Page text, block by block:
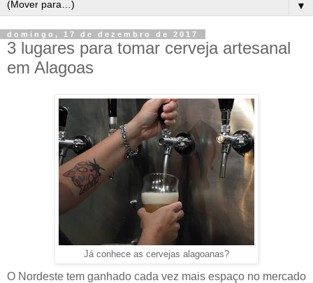
▼
domingo, 17 de dezembro de 2017
3 lugares para tomar cerveja artesanal
em Alagoas
Já conhece as cervejas alagoanas?
O Nordeste tem ganhado cada vez mais espaço no mercado